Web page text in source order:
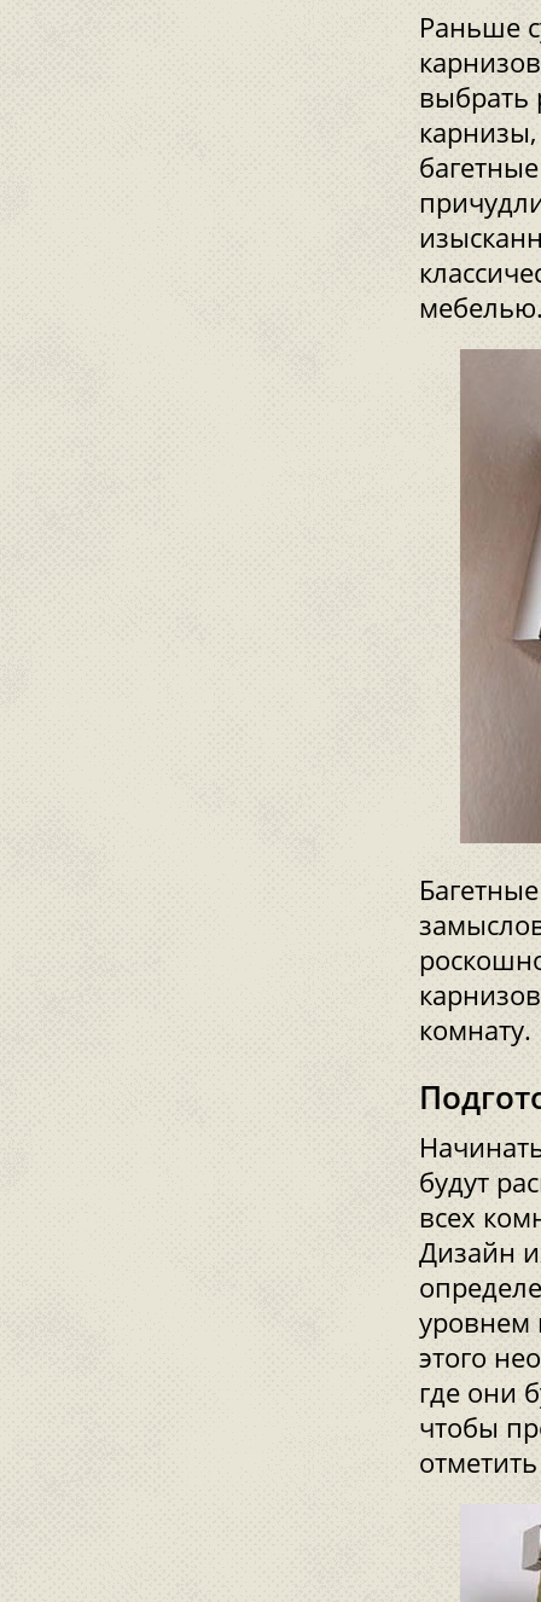
Раньше
выбрать
комнату.
будут
всех
Дизайн
уровнем
этого
где они
чтобы